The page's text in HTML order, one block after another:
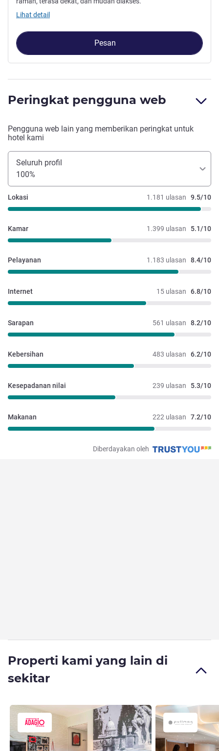
Lihat detail
Pesan
Peringkat pengguna web
Pengguna web lain yang memberikan peringkat untuk
hotel kami
Seluruh profil
100%
1.181 ulasan 9.5/10
Lokasi
1.399 ulasan 5.1/10
Kamar
1.183 ulasan 8.4/10
Pelayanan
15 ulasan 6.8/10
Internet
561 ulasan 8.2/10
Sarapan
483 ulasan 6.2/10
Kebersihan
239 ulasan 5.3/10
Kesepadanan nilai
222 ulasan 7.2/10
Makanan
Diberdayakan oleh
Properti kami yang lain di
sekitar